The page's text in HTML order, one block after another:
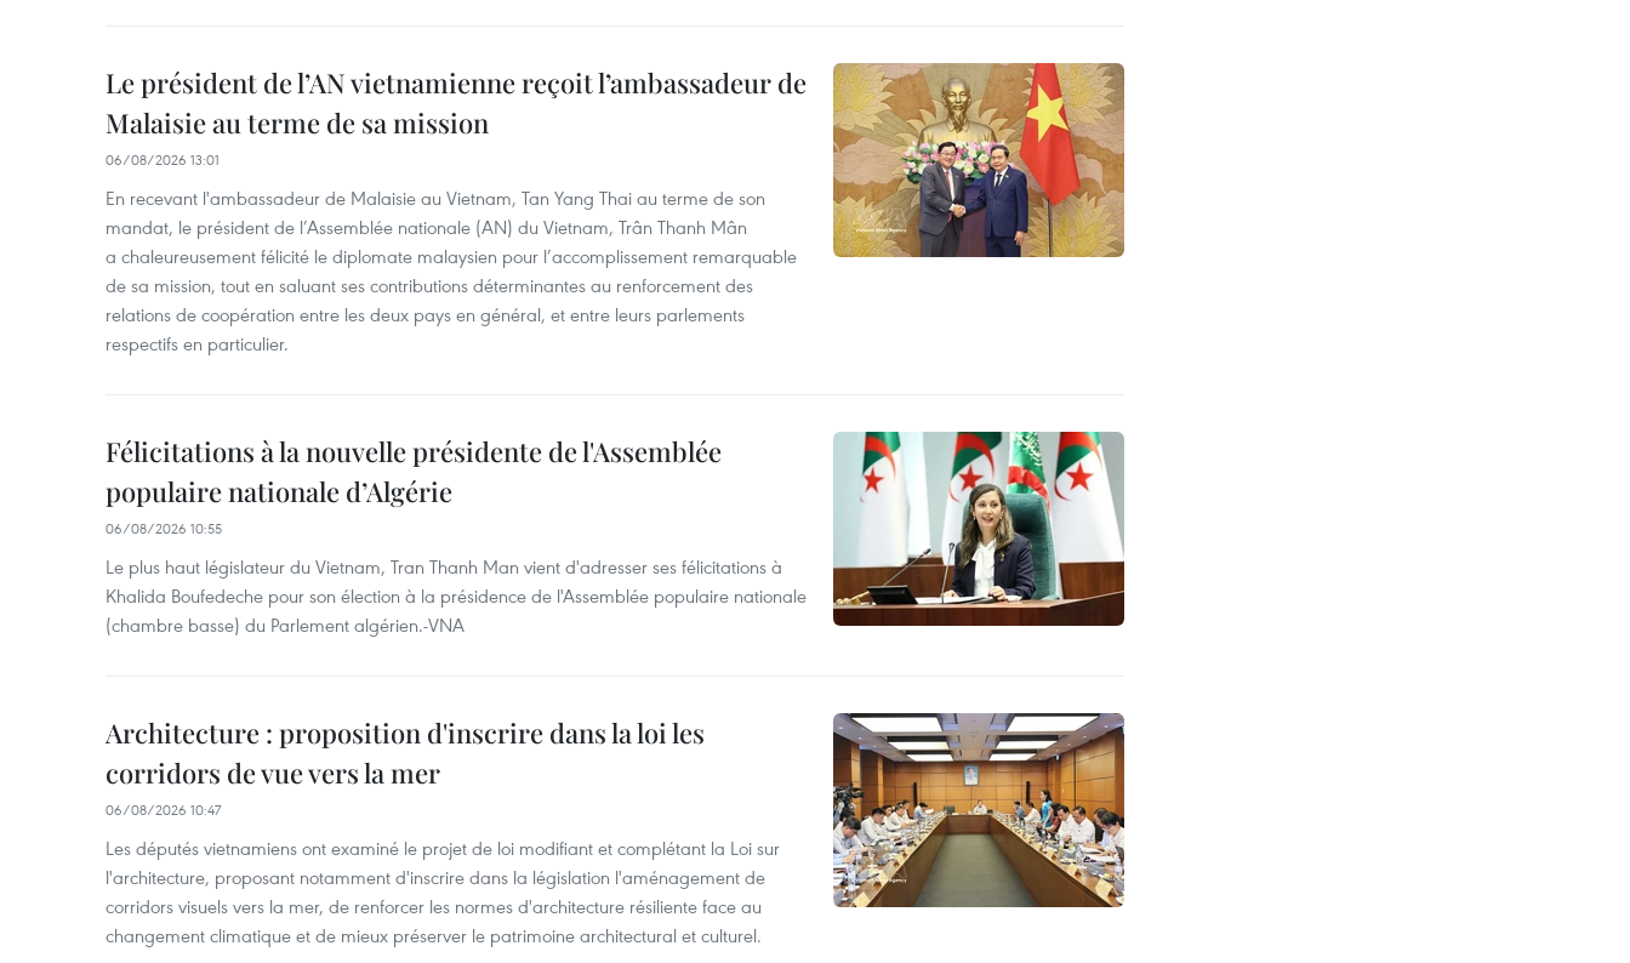
Le président de l’AN vietnamienne reçoit l’ambassadeur de
Malaisie au terme de sa mission
06/08/2026 13:01
En recevant l'ambassadeur de Malaisie au Vietnam, Tan Yang Thai au terme de son
mandat, le président de l’Assemblée nationale (AN) du Vietnam, Trân Thanh Mân
a chaleureusement félicité le diplomate malaysien pour l’accomplissement remarquable
de sa mission, tout en saluant ses contributions déterminantes au renforcement des
relations de coopération entre les deux pays en général, et entre leurs parlements
respectifs en particulier.
Félicitations à la nouvelle présidente de l'Assemblée
populaire nationale d’Algérie
06/08/2026 10:55
Le plus haut législateur du Vietnam, Tran Thanh Man vient d'adresser ses félicitations à
Khalida Boufedeche pour son élection à la présidence de l'Assemblée populaire nationale
(chambre basse) du Parlement algérien.-VNA
Architecture : proposition d'inscrire dans la loi les
corridors de vue vers la mer
06/08/2026 10:47
Les députés vietnamiens ont examiné le projet de loi modifiant et complétant la Loi sur
l'architecture, proposant notamment d'inscrire dans la législation l'aménagement de
corridors visuels vers la mer, de renforcer les normes d'architecture résiliente face au
changement climatique et de mieux préserver le patrimoine architectural et culturel.